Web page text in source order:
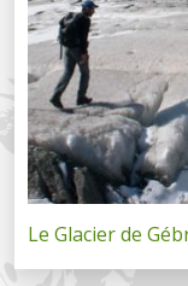
Le Glacier de